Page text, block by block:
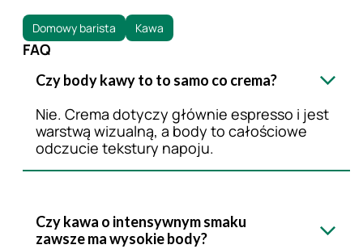
Domowy barista Kawa
FAQ
Czy body kawy to to samo co crema?
Nie. Crema dotyczy głównie espresso i jest
warstwą wizualną, a body to całościowe
odczucie tekstury napoju.
Czy kawa o intensywnym smaku
zawsze ma wysokie body?